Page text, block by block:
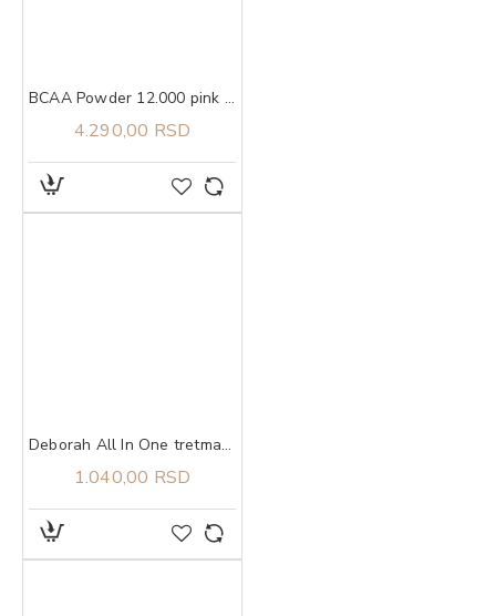
BCAA Powder 12.000 pink lemonade, 457g ULTIMATE NUTRITION
4.290,00 RSD
Deborah All In One tretman za oštećene nokte 9,5 ml
1.040,00 RSD